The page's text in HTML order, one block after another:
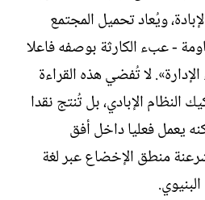
ويُعاد تحميل المجتمع
- عبء الكارثة بوصفه فاعلا
لا تُفضي هذه القراءة
النظام الإبادي، بل تُنتج نقدا
يعمل فعليا داخل أفق
منطق الإخضاع عبر لغة